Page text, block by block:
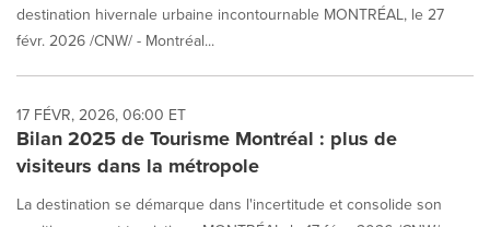
destination hivernale urbaine incontournable MONTRÉAL, le 27
févr. 2026 /CNW/ - Montréal...
17 FÉVR, 2026, 06:00 ET
Bilan 2025 de Tourisme Montréal : plus de
visiteurs dans la métropole
La destination se démarque dans l'incertitude et consolide son